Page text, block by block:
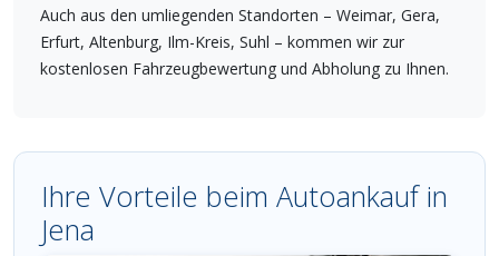
Auch aus den umliegenden Standorten – Weimar, Gera,
Erfurt, Altenburg, Ilm-Kreis, Suhl – kommen wir zur
kostenlosen Fahrzeugbewertung und Abholung zu Ihnen.
Ihre Vorteile beim Autoankauf in
Jena